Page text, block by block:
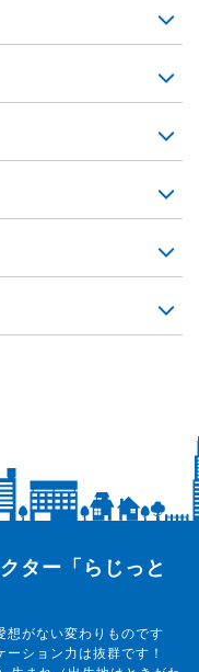
ター「らじっと
想がない変わりものです
ション力は抜群です！